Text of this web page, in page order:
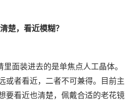
楚，看近模糊？
里面装进去的是单焦点人工晶体。
或者看近，二者不可兼得。目前主
要看近也清楚，佩戴合适的老花镜